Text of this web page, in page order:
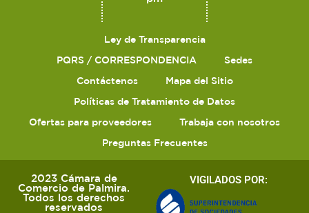
Ley de Transparencia
PQRS / CORRESPONDENCIA
Sedes
Contáctenos
Mapa del Sitio
Políticas de Tratamiento de Datos
Ofertas para proveedores
Trabaja con nosotros
Preguntas Frecuentes
2023 Cámara de
Comercio de Palmira.
Todos los derechos
reservados
VIGILADOS POR: